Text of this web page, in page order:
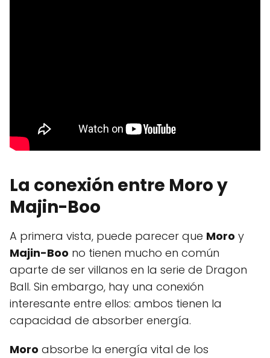
La conexión entre Moroy
Majin-Boo
A primera vista, puede parecer que Moro y
Majin-Boo no tienen mucho en común
aparte de ser villanos en la serie de Dragon
Ball. Sin embargo, hay una conexión
interesante entre ellos: ambos tienen la
capacidad de absorber energía.
Moro absorbe la energía vital de los